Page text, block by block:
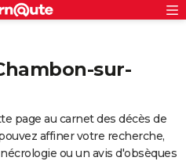
sur-
page au carnet des décès de
affiner votre recherche,
ou un avis d'obsèques